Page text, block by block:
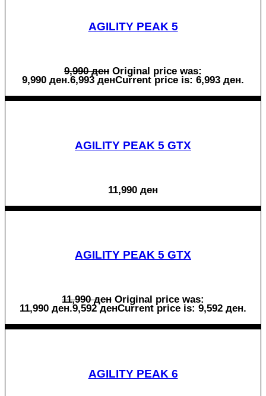
AGILITY PEAK 5
9,990ден Original price was:
9,990 ден.6,993денCurrent price is: 6,993 ден.
AGILITY PEAK 5 GTX
11,990 ден
AGILITY PEAK 5 GTX
11,990ден Original price was:
11,990 ден.9,592денCurrent price is: 9,592 ден.
AGILITY PEAK 6